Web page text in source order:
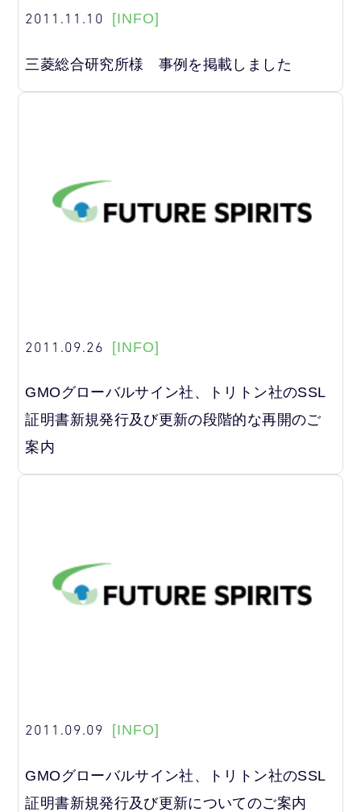
2011.11.10 [INFO]
三菱総合研究所様 事例を掲載しました
2011.09.26 [INFO]
GMOグローバルサイン社、トリトン社のSSL
証明書新規発行及び更新の段階的な再開のご
案内
2011.09.09 [INFO]
GMOグローバルサイン社、トリトン社のSSL
証明書新規発行及び更新についてのご案内